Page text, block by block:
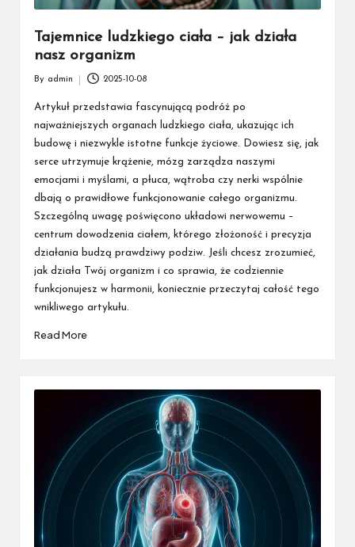
Tajemnice ludzkiego ciała – jak działa
nasz organizm
by
By admin 2025-10-08
Artykuł przedstawia fascynującą podróż po
najważniejszych organach ludzkiego ciała, ukazując ich
budowę i niezwykle istotne funkcje życiowe. Dowiesz się, jak
serce utrzymuje krążenie, mózg zarządza naszymi
emocjami i myślami, a płuca, wątroba czy nerki wspólnie
dbają o prawidłowe funkcjonowanie całego organizmu.
Szczególną uwagę poświęcono układowi nerwowemu –
centrum dowodzenia ciałem, którego złożoność i precyzja
działania budzą prawdziwy podziw. Jeśli chcesz zrozumieć,
jak działa Twój organizm i co sprawia, że codziennie
funkcjonujesz w harmonii, koniecznie przeczytaj całość tego
wnikliwego artykułu.
Read More